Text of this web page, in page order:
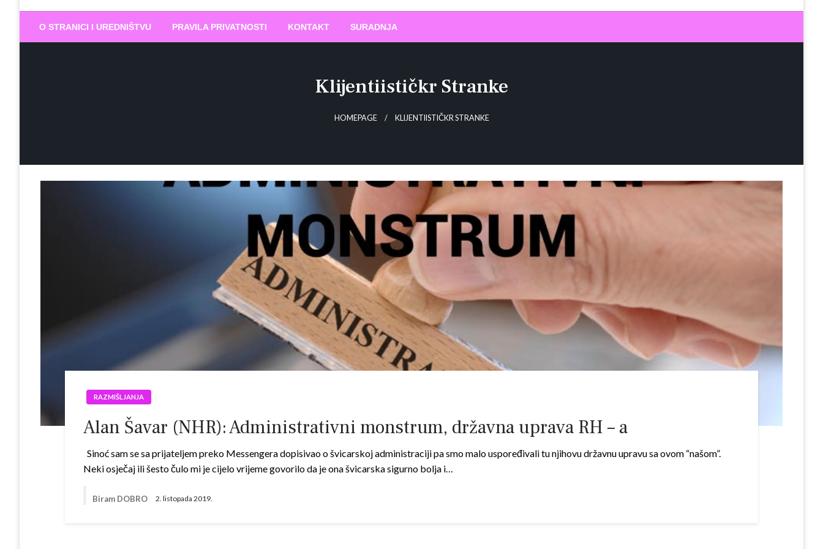
Biram DOBRO
O STRANICI I UREDNIŠTVU PRAVILA PRIVATNOSTI KONTAKT SURADNJA
Klijentiističkr Stranke
HOMEPAGE KLIJENTIISTIČKR STRANKE
RAZMIŠLJANJA
Alan Šavar (NHR): Administrativni monstrum, državna uprava RH – a
Sinoć sam se sa prijateljem preko Messengera dopisivao o švicarskoj administraciji pa smo malo uspoređivali tu njihovu državnu upravu sa ovom “našom”.
Neki osječaj ili šesto čulo mi je cijelo vrijeme govorilo da je ona švicarska sigurno bolja i…
Biram DOBRO 2. listopada 2019.